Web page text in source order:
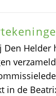
Den Helder
in de